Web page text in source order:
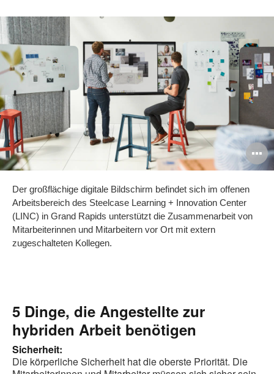
Der großflächige digitale Bildschirm befindet sich im offenen
Arbeitsbereich des Steelcase Learning + Innovation Center
(LINC) in Grand Rapids unterstützt die Zusammenarbeit von
Mitarbeiterinnen und Mitarbeitern vor Ort mit extern
zugeschalteten Kollegen.
5 Dinge, die Angestellte zur
hybriden Arbeit benötigen
Sicherheit:
Die körperliche Sicherheit hat die oberste Priorität. Die